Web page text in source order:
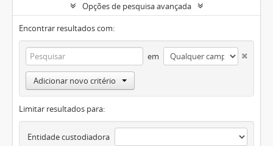
Opções de pesquisa avançada
Encontrar resultados com:
em
Adicionar novo critério
Limitar resultados para:
Entidade custodiadora